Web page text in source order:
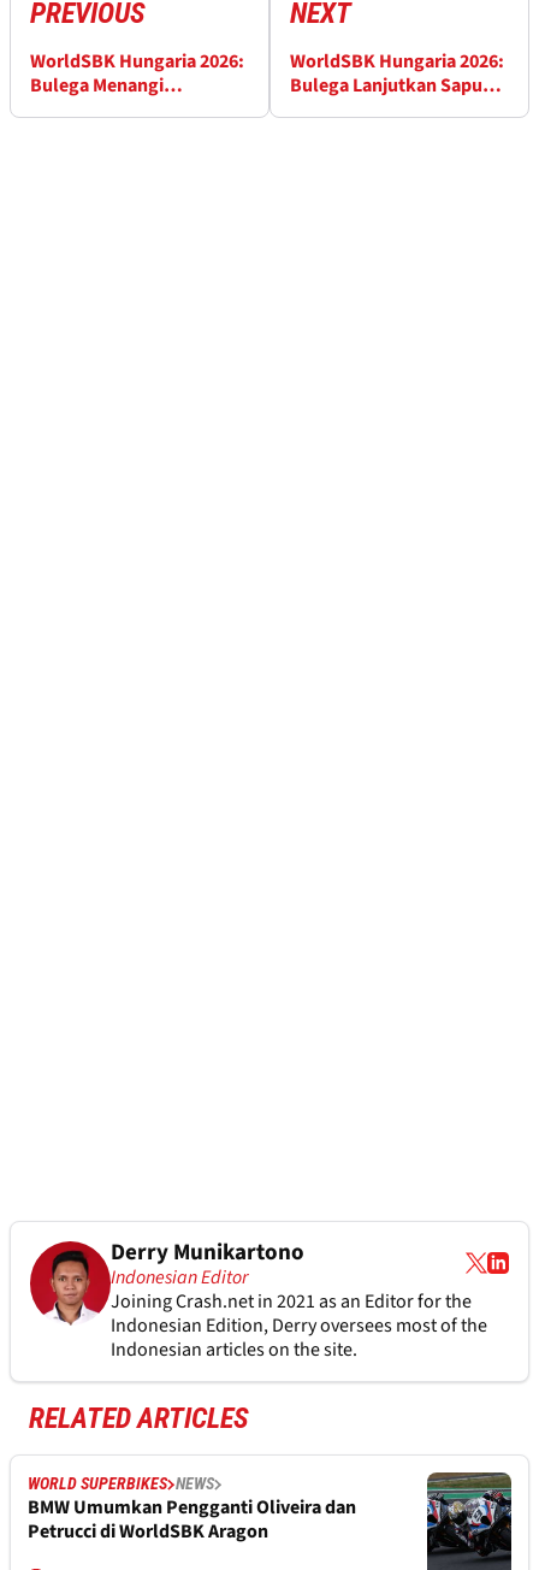
PREVIOUS
WorldSBK Hungaria 2026:
Bulega Menangi
NEXT
WorldSBK Hungaria 2026:
Bulega Lanjutkan Sapu
Derry Munikartono
Indonesian Editor
Joining Crash.net in 2021 as an Editor for the
Indonesian Edition, Derry oversees most of the
Indonesian articles on the site.
RELATED ARTICLES
WORLD SUPERBIKES NEWS
BMW Umumkan Pengganti Oliveira dan
Petrucci di WorldSBK Aragon